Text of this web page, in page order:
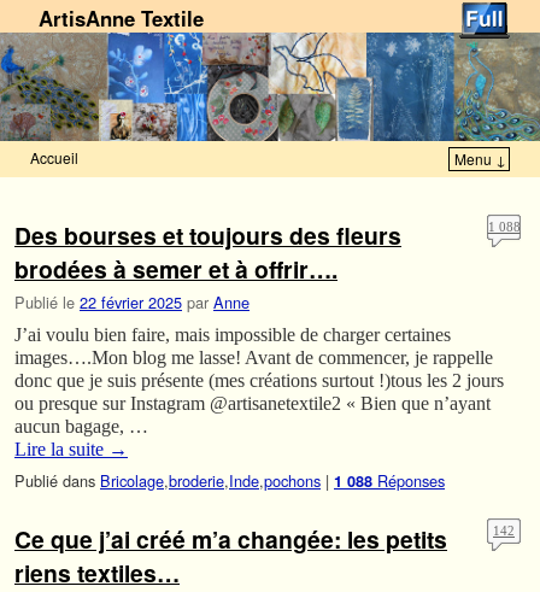
ArtisAnne Textile
Accueil Menu ↓
Des bourses et toujours des fleurs
brodées à semer et à offrir….
Publié le 22 février 2025 par Anne
1 088
J’ai voulu bien faire, mais impossible de charger certaines
images….Mon blog me lasse! Avant de commencer, je rappelle
donc que je suis présente (mes créations surtout !)tous les 2 jours
ou presque sur Instagram @artisanetextile2 « Bien que n’ayant
aucun bagage, …
Lire la suite →
Publié dans Bricolage,broderie,Inde,pochons | 1 088 Réponses
Ce que j’ai créé m’a changée: les petits
riens textiles…
142